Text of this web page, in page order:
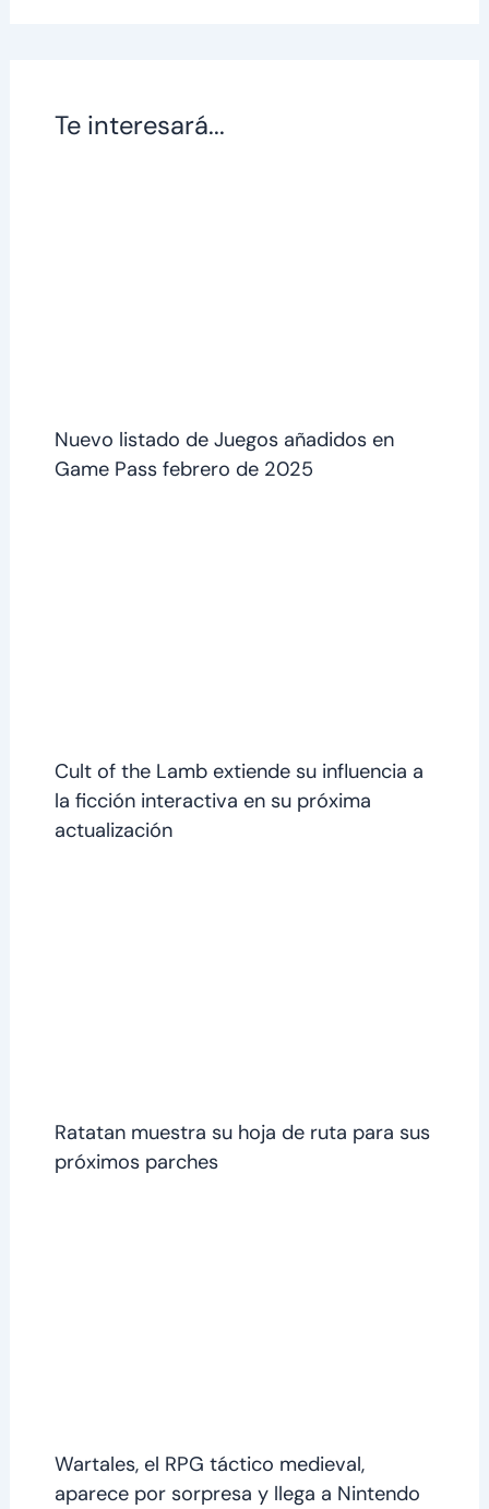
Te interesará...
Nuevo listado de Juegos añadidos en
Game Pass febrero de 2025
Cult of the Lamb extiende su influencia a
la ficción interactiva en su próxima
actualización
Ratatan muestra su hoja de ruta para sus
próximos parches
Wartales, el RPG táctico medieval,
aparece por sorpresa y llega a Nintendo